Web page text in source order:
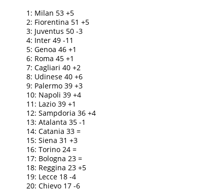
1: Milan 53 +5
2: Fiorentina 51 +5
3: Juventus 50 -3
4: Inter 49 -11
5: Genoa 46 +1
6: Roma 45 +1
7: Cagliari 40 +2
8: Udinese 40 +6
9: Palermo 39 +3
10: Napoli 39 +4
11: Lazio 39 +1
12: Sampdoria 36 +4
13: Atalanta 35 -1
14: Catania 33 =
15: Siena 31 +3
16: Torino 24 =
17: Bologna 23 =
18: Reggina 23 +5
19: Lecce 18 -4
20: Chievo 17 -6